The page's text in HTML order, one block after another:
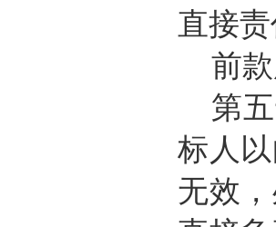
直接
前
第
标人
无效